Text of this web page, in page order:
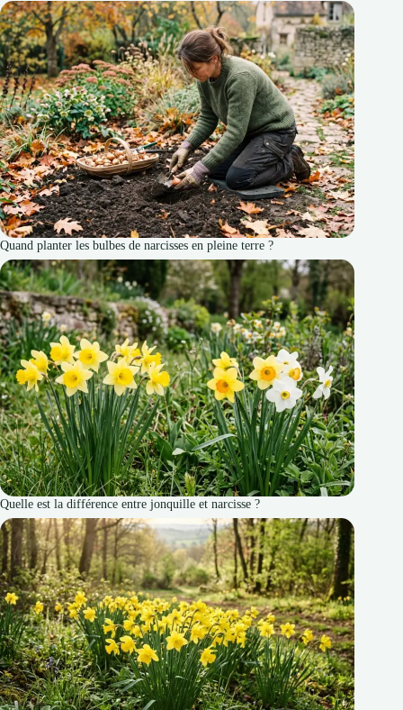
Quand planter les bulbes de narcisses en pleine terre ?
Quelle est la différence entre jonquille et narcisse ?